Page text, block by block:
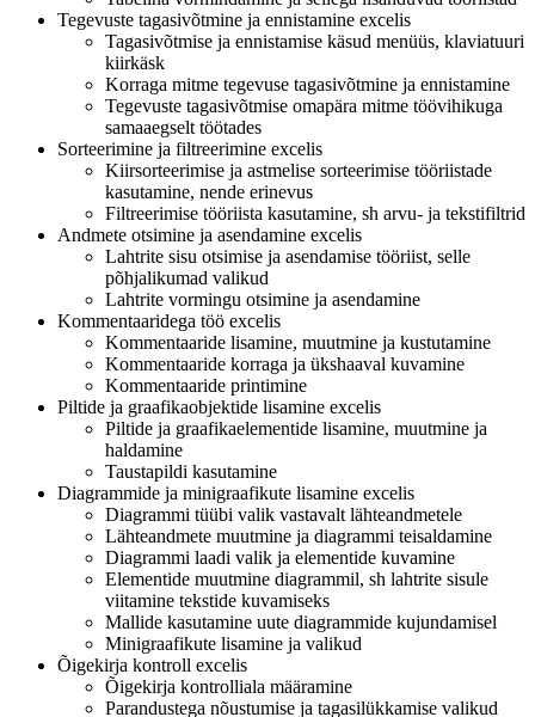
Tegevuste tagasivõtmine ja ennistamine excelis
Tagasivõtmise ja ennistamise käsud menüüs, klaviatuuri
kiirkäsk
Korraga mitme tegevuse tagasivõtmine ja ennistamine
Tegevuste tagasivõtmise omapära mitme töövihikuga
samaaegselt töötades
Sorteerimine ja filtreerimine excelis
Kiirsorteerimise ja astmelise sorteerimise tööriistade
kasutamine, nende erinevus
Filtreerimise tööriista kasutamine, sh arvu- ja tekstifiltrid
Andmete otsimine ja asendamine excelis
Lahtrite sisu otsimise ja asendamise tööriist, selle
põhjalikumad valikud
Lahtrite vormingu otsimine ja asendamine
Kommentaaridega töö excelis
Kommentaaride lisamine, muutmine ja kustutamine
Kommentaaride korraga ja ükshaaval kuvamine
Kommentaaride printimine
Piltide ja graafikaobjektide lisamine excelis
Piltide ja graafikaelementide lisamine, muutmine ja
haldamine
Taustapildi kasutamine
Diagrammide ja minigraafikute lisamine excelis
Diagrammi tüübi valik vastavalt lähteandmetele
Lähteandmete muutmine ja diagrammi teisaldamine
Diagrammi laadi valik ja elementide kuvamine
Elementide muutmine diagrammil, sh lahtrite sisule
viitamine tekstide kuvamiseks
Mallide kasutamine uute diagrammide kujundamisel
Minigraafikute lisamine ja valikud
Õigekirja kontroll excelis
Õigekirja kontrolliala määramine
Parandustega nõustumise ja tagasilükkamise valikud